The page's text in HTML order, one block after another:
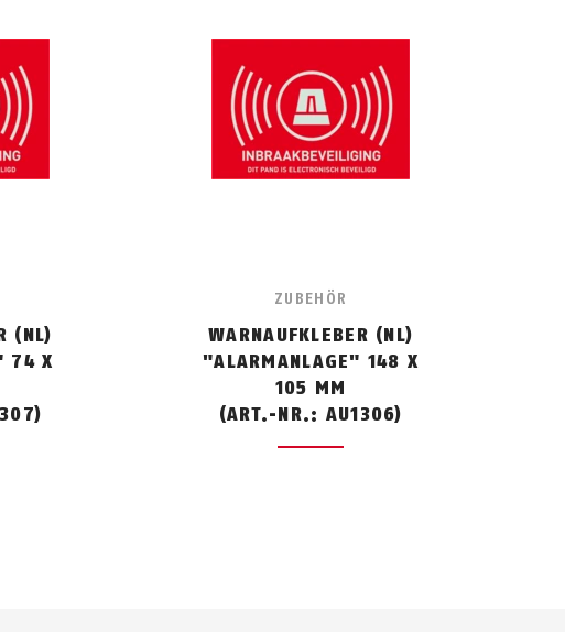
(NL)
74 X
ZUBEHÖR
WARNAUFKLEBER (NL)
"ALARMANLAGE" 148 X
105 MM
(ART.-NR.: AU1306)